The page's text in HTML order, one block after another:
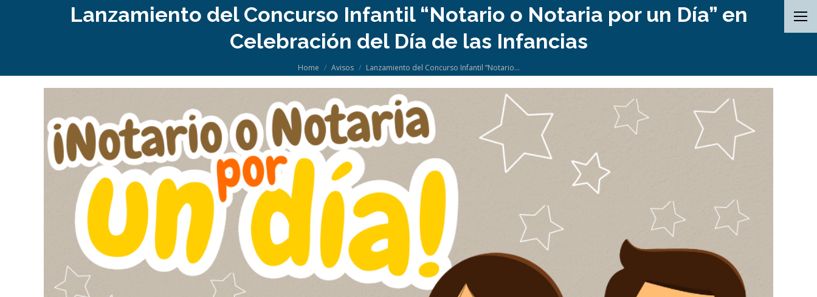
Lanzamiento del Concurso Infantil “Notario o Notaria por un Día” en
Celebración del Día de las Infancias
Home Avisos Lanzamiento del Concurso Infantil “Notario…